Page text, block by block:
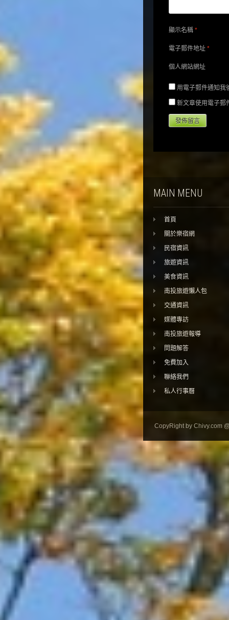
顯示名稱 *
電子郵件地址 *
個人網站網址
用電子郵件通知我
新文章使用電子郵
MAIN MENU
首頁
關於樂宿網
民宿資訊
旅遊資訊
美食資訊
南投旅遊懶人包
交通資訊
媒體專訪
南投旅遊報導
問題解答
免費加入
聯絡我們
私人行事曆
CopyRight by Chivy.com